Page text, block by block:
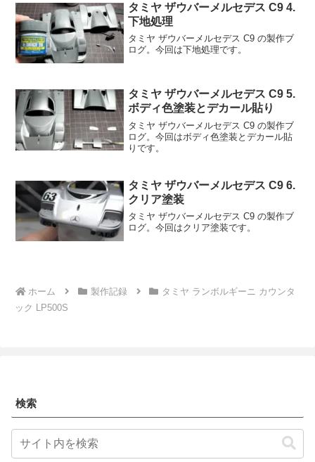
タミヤ ザウバーメルセデス C9 4.
下地処理
タミヤ ザウバーメルセデス C9 の製作ブ
ログ。今回は下地処理です。
タミヤ ザウバーメルセデス C9 5.
ボディ色塗装とデカール貼り
タミヤ ザウバーメルセデス C9 の製作ブ
ログ。今回はボディ色塗装とデカール貼
りです。
タミヤ ザウバーメルセデス C9 6.
クリア塗装
タミヤ ザウバーメルセデス C9 の製作ブ
ログ。今回はクリア塗装です。
ホーム 製作記録
タミヤ ランボルギーニ カウンタ
ック LP500S
検索